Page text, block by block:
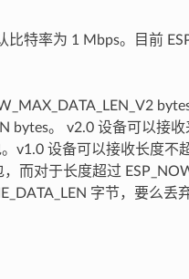
比特率为 1 Mbps。目前
bytes。 v2.0 设备可以接
v1.0 设备可以接收长度不
而对于长度超过
字节，要么丢